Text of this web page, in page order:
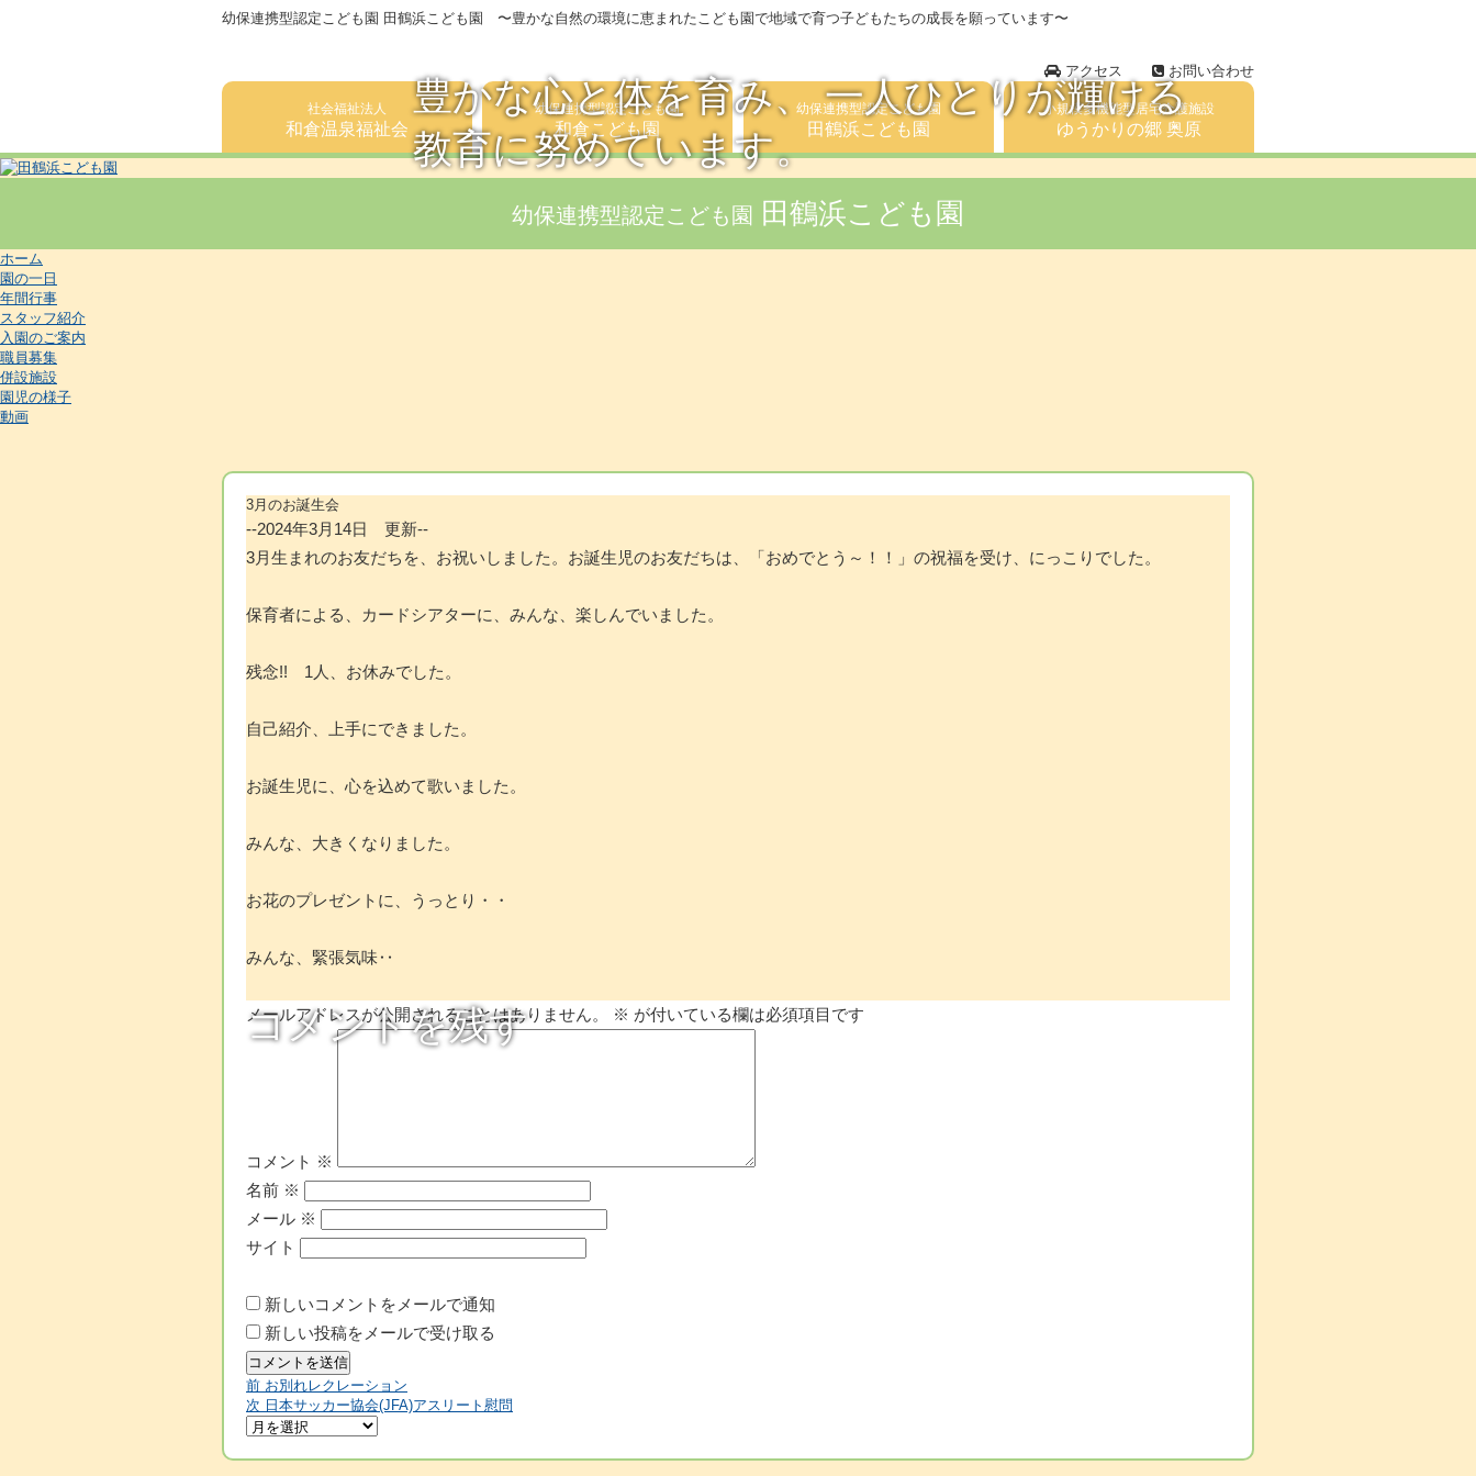
幼保連携型認定こども園 田鶴浜こども園 〜豊かな自然の環境に恵まれたこども園で地域で育つ子どもたちの成長を願っています〜
アクセス お問い合わせ
社会福祉法人
和倉温泉福祉会
幼保連携型認定こども園
和倉こども園
幼保連携型認定こども園
田鶴浜こども園
小規模多機能型居宅介護施設
ゆうかりの郷 奥原
豊かな心と体を育み、 一人ひとりが輝ける
教育に努めています。
幼保連携型認定こども園 田鶴浜こども園
ホーム
園の一日
年間行事
スタッフ紹介
入園のご案内
職員募集
併設施設
園児の様子
動画
3月のお誕生会
--2024年3月14日 更新--
3月生まれのお友だちを、お祝いしました。お誕生児のお友だちは、「おめでとう～！！」の祝福を受け、にっこりでした。
保育者による、カードシアターに、みんな、楽しんでいました。
残念!! 1人、お休みでした。
自己紹介、上手にできました。
お誕生児に、心を込めて歌いました。
みんな、大きくなりました。
お花のプレゼントに、うっとり・・
みんな、緊張気味‥
コメントを残す
メールアドレスが公開されることはありません。 ※ が付いている欄は必須項目です
コメント ※
名前 ※
メール ※
サイト
新しいコメントをメールで通知
新しい投稿をメールで受け取る
投
稿
前 前
の
投
お別れレクレーション
次 次
の
稿:
日本サッカー協会(JFA)アスリート慰問